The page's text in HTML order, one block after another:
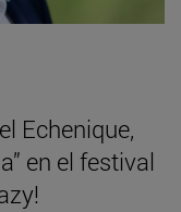
Echenique,
en el festival